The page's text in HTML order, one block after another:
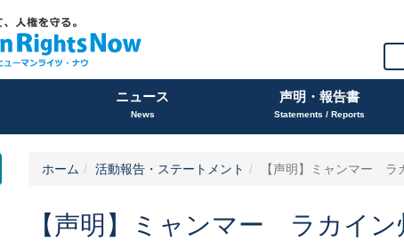
ニュース
News
声明・報告書
Statements / Reports
ホーム 活動報告・ステートメント 【声明】ミャンマー ラ
【声明】ミャンマー ラカイ